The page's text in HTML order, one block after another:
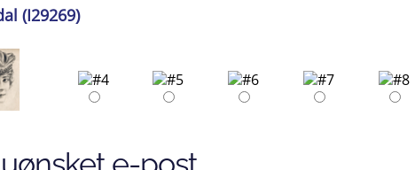
(I29269)